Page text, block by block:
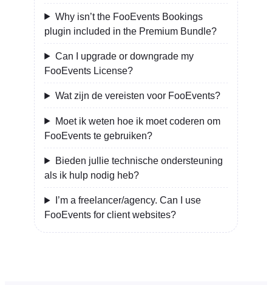
Why isn’t the FooEvents Bookings
plugin included in the Premium Bundle?
Can I upgrade or downgrade my
FooEvents License?
Wat zijn de vereisten voor FooEvents?
Moet ik weten hoe ik moet coderen om
FooEvents te gebruiken?
Bieden jullie technische ondersteuning
als ik hulp nodig heb?
I’m a freelancer/agency. Can I use
FooEvents for client websites?